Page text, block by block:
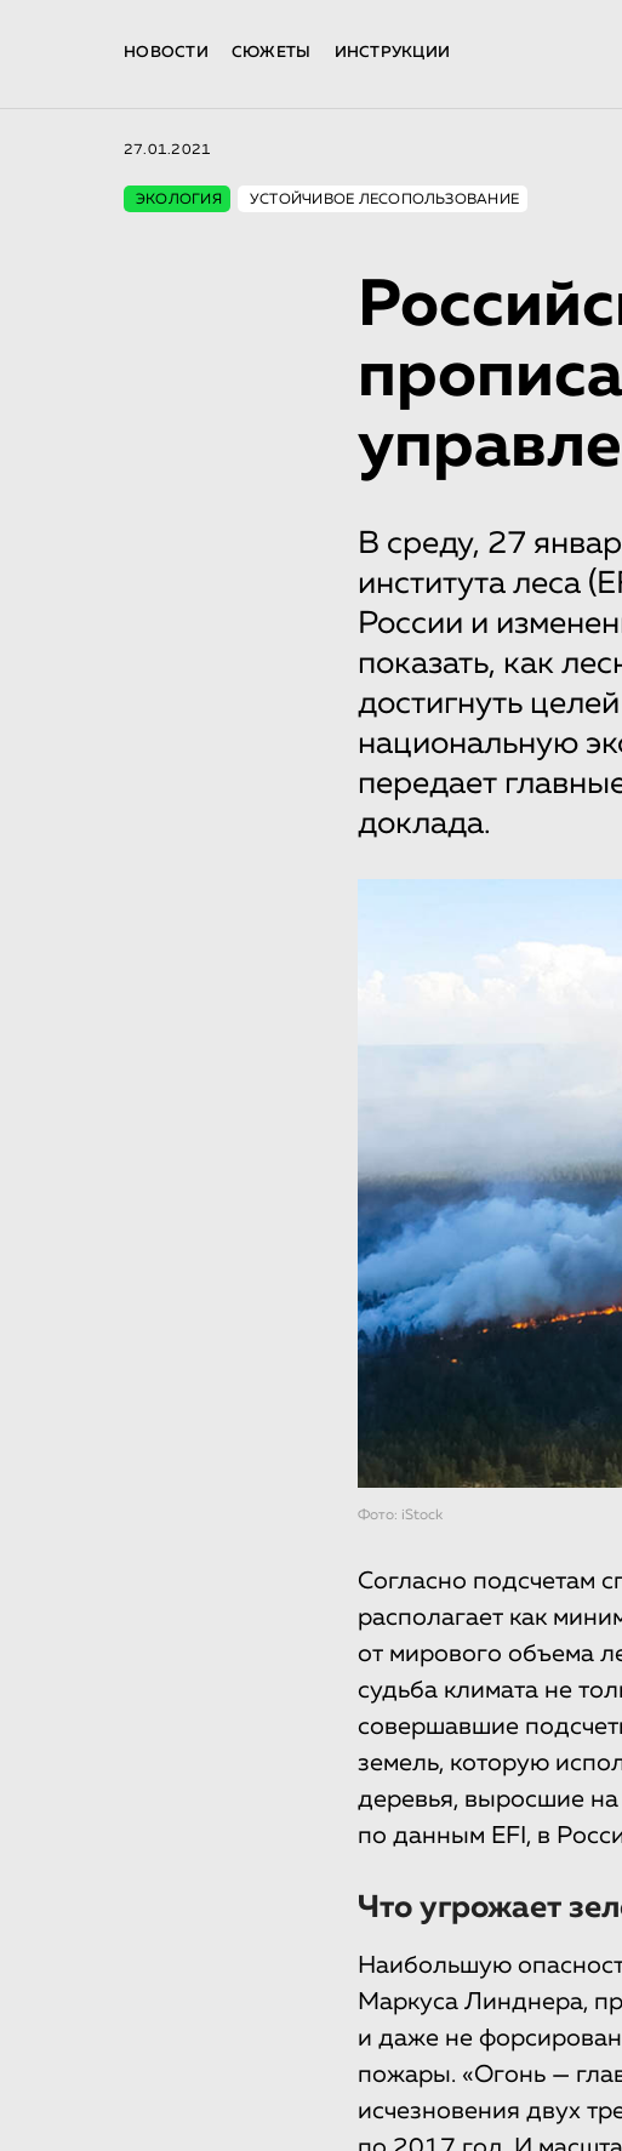
НОВОСТИ СЮЖЕТЫ ИНСТРУКЦИИ
27.01.2021
ЭКОЛОГИЯ УСТОЙЧИВОЕ ЛЕСОПОЛЬЗОВАНИЕ
В среду, 27
института леса
России и
показать, как
достигнуть
национальную
передает
доклада.
Фото: iStock
Согласно подсчетам
располагает как
от мирового объема
судьба климата не
совершавшие
земель, которую
деревья, выросшие на
по данным EFI, в
Что угрожает
Наибольшую
Маркуса Линднера,
и даже не
пожары. «Огонь —
исчезновения двух